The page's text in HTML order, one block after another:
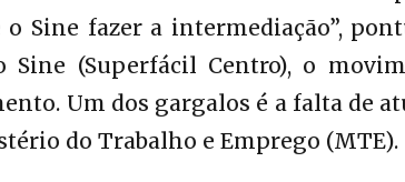
o Sine fazer a intermediação”,
Sine (Superfácil Centro), o
Um dos gargalos é a falta de
do Trabalho e Emprego (MTE).